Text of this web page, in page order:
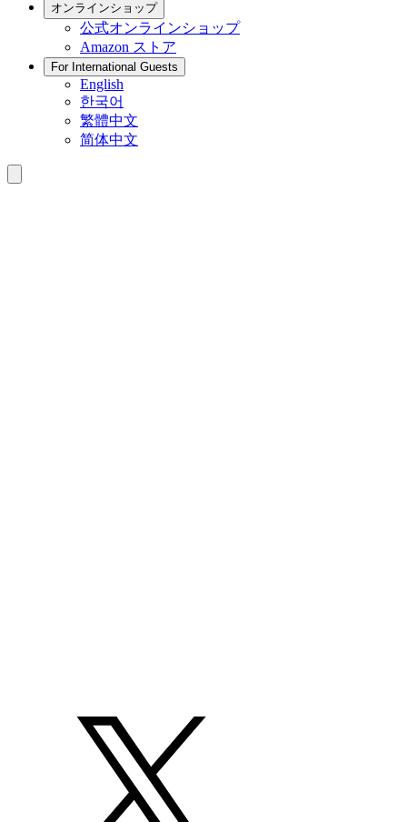
オンラインショップ
公式オンラインショップ
Amazon ストア
For International Guests
English
한국어
繁體中文
简体中文